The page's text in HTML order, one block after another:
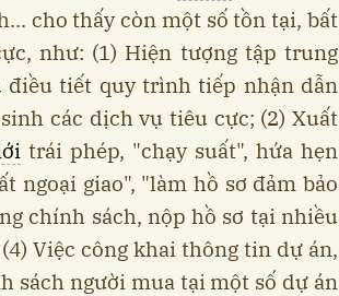
cho thấy còn một số tồn tại, bất
như: (1) Hiện tượng tập trung
điều tiết quy trình tiếp nhận dẫn
các dịch vụ tiêu cực; (2) Xuất
trái phép, "chạy suất", hứa hẹn
ngoại giao", "làm hồ sơ đảm bảo
chính sách, nộp hồ sơ tại nhiều
Việc công khai thông tin dự án,
sách người mua tại một số dự án